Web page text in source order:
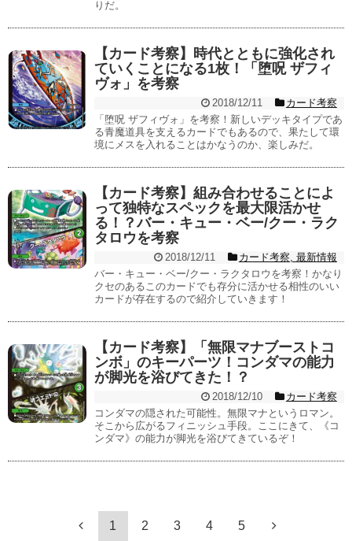
りだ。
【カード考察】時代とともに強化され
ていくことになる1枚！「堕呪 ザフィ
ヴォ」を考察
2018/12/11
カード考察
「堕呪 ザフィヴォ」を考察！新しいデッキタイプであ
る青魔道具を支えるカードでもあるので、果たして環
境にメスを入れることはかなうのか、楽しみだ。
【カード考察】組み合わせることによ
って独特なスペックを最大限活かせ
る！？バー・キュー・ベー/クー・ラク
タロウを考察
2018/12/11 カード考察, 最新情報
バー・キュー・ベー/クー・ラクタロウを考察！かなり
クセのあるこのカードでも存分に活かせる相性のいい
カードが存在するので紹介していきます！
【カード考察】「無限マナブーストコ
ンボ」のキーパーツ！コンダマの能力
が脚光を浴びてきた！？
2018/12/10
カード考察
コンダマの隠された可能性。無限マナというロマン。
そこから広がるフィニッシュ手段。ここにきて、《コ
ンダマ》の能力が脚光を浴びてきているぞ！
1 2 3 4 5